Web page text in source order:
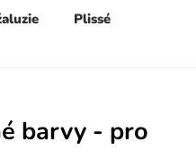
Plissé
barvy - pro